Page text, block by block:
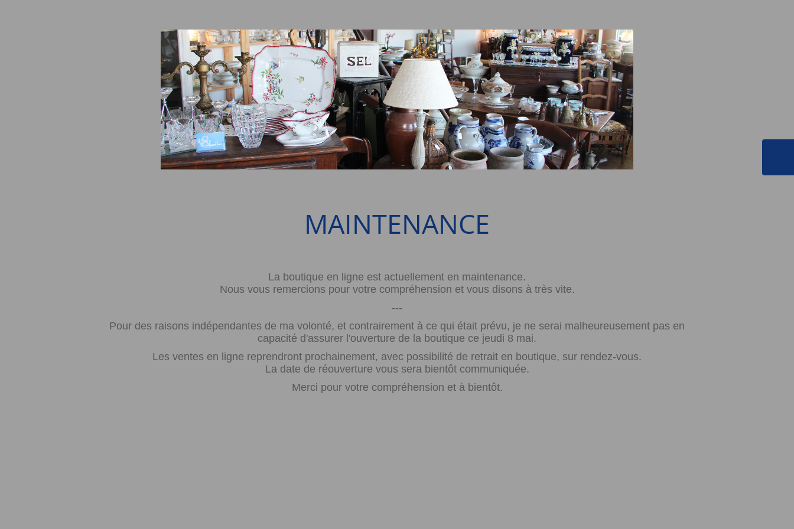
MAINTENANCE
La boutique en ligne est actuellement en maintenance.
Nous vous remercions pour votre compréhension et vous disons à très vite.
---
Pour des raisons indépendantes de ma volonté, et contrairement à ce qui était prévu, je ne serai malheureusement pas en
capacité d'assurer l'ouverture de la boutique ce jeudi 8 mai.
Les ventes en ligne reprendront prochainement, avec possibilité de retrait en boutique, sur rendez-vous.
La date de réouverture vous sera bientôt communiquée.
Merci pour votre compréhension et à bientôt.